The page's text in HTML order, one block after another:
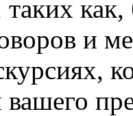
таких
и
вашего